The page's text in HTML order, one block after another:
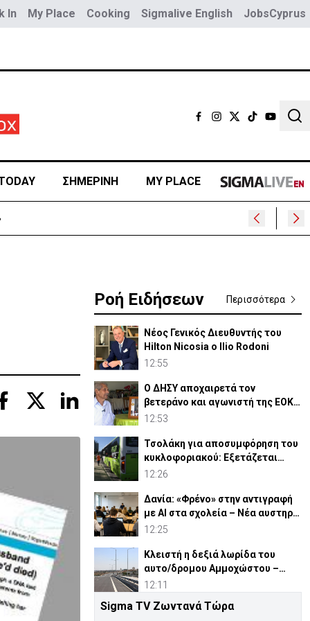
In My Place Cooking Sigmalive English JobsCyprus
ΣΗΜΕΡΙΝΗ MY PLACE
Ροή Ειδήσεων Περισσότερα
Νέος Γενικός Διευθυντής του
Hilton Nicosia ο Ilio Rodoni
12:55
Ο ΔΗΣΥ αποχαιρετά τον
βετεράνο και αγωνιστή της ΕΟΚΑ
Παύλο Κασάπη
12:53
Τσολάκη για αποσυμφόρηση του
κυκλοφοριακού: Εξετάζεται
επέκταση Park & Ride
12:26
Δανία: «Φρένο» στην αντιγραφή
με AI στα σχολεία – Νέα αυστηρά
μέτρα
12:25
Κλειστή η δεξιά λωρίδα του
αυτο/δρομου Αμμοχώστου –
Λάρνακας λόγω οδικών έργων
12:11
Τουρκικά ΜΜΕ επαναφέρουν τις
Sigma TV Ζωντανά Τώρα